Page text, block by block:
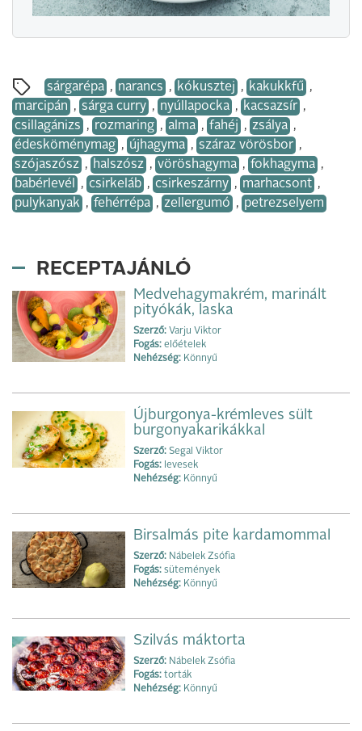
sárgarépa , narancs , kókusztej , kakukkfű ,
marcipán , sárga curry , nyúllapocka , kacsazsír ,
csillagánizs , rozmaring , alma , fahéj , zsálya ,
édesköménymag , újhagyma , száraz vörösbor ,
szójaszósz , halszósz , vöröshagyma , fokhagyma ,
babérlevél , csirkeláb , csirkeszárny , marhacsont ,
pulykanyak , fehérrépa , zellergumó , petrezselyem
RECEPTAJÁNLÓ
Medvehagymakrém, marinált
pityókák, laska
Szerző: Varju Viktor
Fogás: előételek
Nehézség: Könnyű
Újburgonya-krémleves sült
burgonyakarikákkal
Szerző: Segal Viktor
Fogás: levesek
Nehézség: Könnyű
Birsalmás pite kardamommal
Szerző: Nábelek Zsófia
Fogás: sütemények
Nehézség: Könnyű
Szilvás máktorta
Szerző: Nábelek Zsófia
Fogás: torták
Nehézség: Könnyű